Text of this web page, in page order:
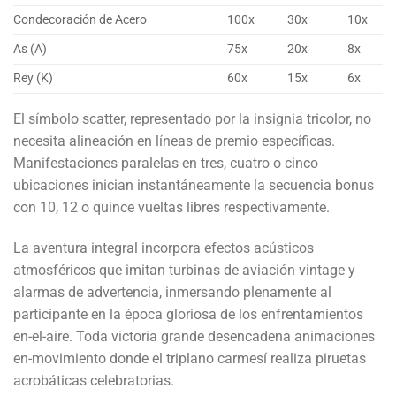
Condecoración de Acero
100x 30x
10x
As (A)
75x 20x
8x
Rey (K)
60x 15x 6x
El símbolo scatter, representado por la insignia tricolor, no
necesita alineación en líneas de premio específicas.
Manifestaciones paralelas en tres, cuatro o cinco
ubicaciones inician instantáneamente la secuencia bonus
con 10, 12 o quince vueltas libres respectivamente.
La aventura integral incorpora efectos acústicos
atmosféricos que imitan turbinas de aviación vintage y
alarmas de advertencia, inmersando plenamente al
participante en la época gloriosa de los enfrentamientos
en-el-aire. Toda victoria grande desencadena animaciones
en-movimiento donde el triplano carmesí realiza piruetas
acrobáticas celebratorias.